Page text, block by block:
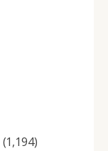
(1,194)